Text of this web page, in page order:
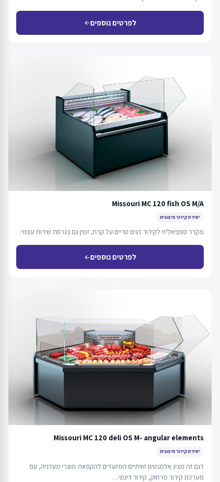
לפרטים נוספיםarrow_back
Missouri MC 120 fish OS M/A
יחידת קירור חיצונית
מקרר ספציאליזי לקירור דגים טריים על קרח, זמין גם בגרסת שירות עצמי.
לפרטים נוספיםarrow_back
Missouri MC 120 deli OS M- angular elements
יחידת קירור חיצונית
דגם זה מציג אלמנטים זוויתיים המיועדים להקפאת מוצרי מעדניה, עם
מערכת קירור מרחוק, קירור דינמי…